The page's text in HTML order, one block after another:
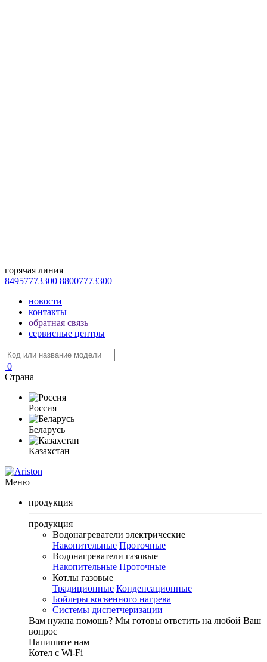
горячая линия
84957773300 88007773300
новости
контакты
обратная связь
сервисные центры
0
Страна
Россия
Беларусь
Казахстан
Меню
продукция
продукция
Водонагреватели электрические
Накопительные Проточные
Водонагреватели газовые
Накопительные Проточные
Котлы газовые
Традиционные Конденсационные
Бойлеры косвенного нагрева
Системы диспетчеризации
Вам нужна помощь? Мы готовы ответить на любой Ваш
вопрос
Напишите нам
Котел с Wi-Fi